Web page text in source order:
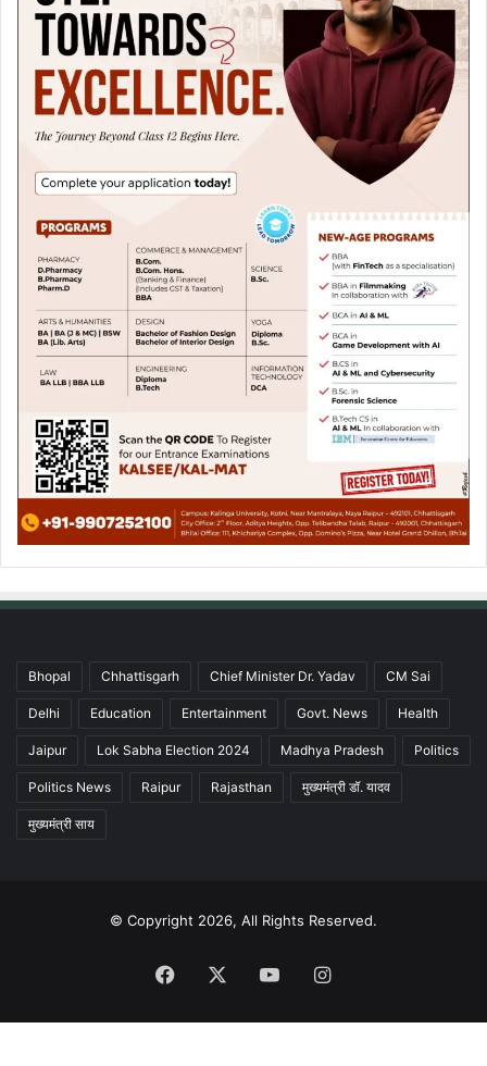
Bhopal Chhattisgarh Chief Minister Dr. Yadav CM Sai
Delhi Education Entertainment Govt. News Health
Jaipur Lok Sabha Election 2024 Madhya Pradesh Politics
Politics News Raipur Rajasthan मुख्यमंत्री डॉ. यादव
मुख्यमंत्री साय
© Copyright 2026, All Rights Reserved.
Facebook YouTubeInstagram